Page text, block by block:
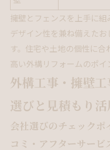
擁壁とフェンスを上手に
デザイン性を兼ね備えた
す。住宅や土地の個性に
高い外構リフォームのポイ
外構工事・擁壁
選びと見積もり活
会社選びのチェックポ
コミ・アフターサービ